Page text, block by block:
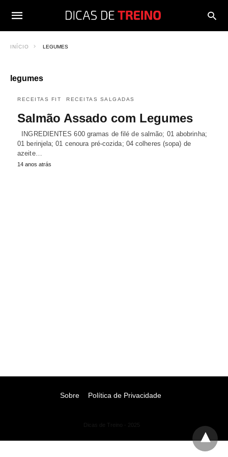
INÍCIO LEGUMES
legumes
RECEITAS FIT RECEITAS SALGADAS
Salmão Assado com Legumes
INGREDIENTES 600 gramas de filé de salmão; 01 abobrinha;
01 berinjela; 01 cenoura pré-cozida; 04 colheres (sopa) de
azeite…
14 anos atrás
Sobre Política de Privacidade
Dicas de Treino - 2025